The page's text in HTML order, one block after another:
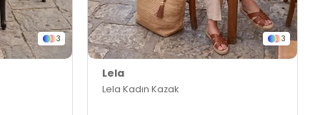
3 3
Lela
Lela Kadın Kazak